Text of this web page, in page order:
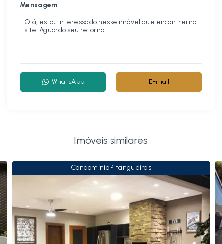
Mensagem
WhatsApp E-mail
Imóveis similares
Condomínio Pitangueiras